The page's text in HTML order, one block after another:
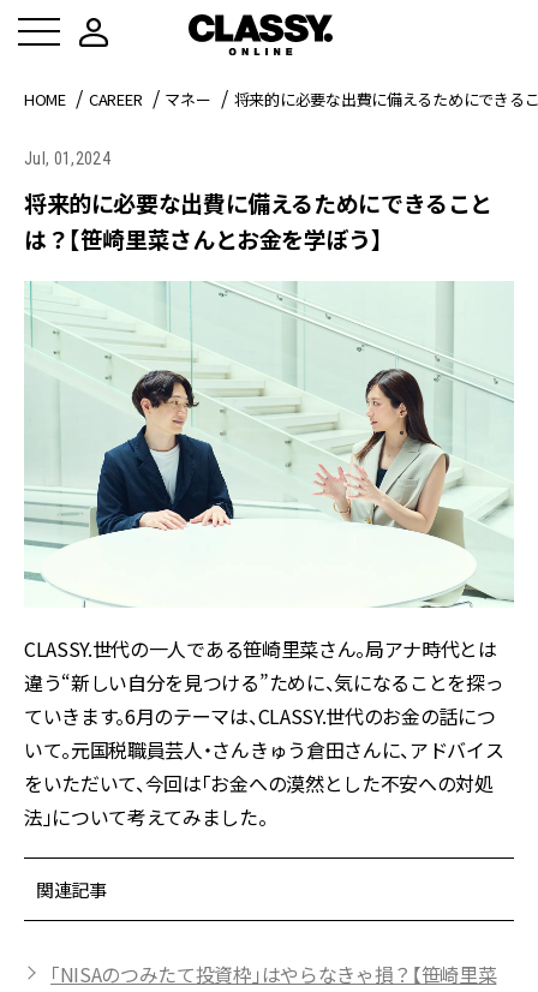
HOME CAREER マネー 将来的に必要な出費に備えるためにできる
Jul, 01,2024
将来的に必要な出費に備えるためにできること
は？【笹崎里菜さんとお金を学ぼう】
CLASSY.世代の一人である笹崎里菜さん。局アナ時代とは
違う“新しい自分を見つける”ために、気になることを探っ
ていきます。6月のテーマは、CLASSY.世代のお金の話につ
いて。元国税職員芸人・さんきゅう倉田さんに、アドバイス
をいただいて、今回は「お金への漠然とした不安への対処
法」について考えてみました。
関連記事
「NISAのつみたて投資枠」はやらなきゃ損？【笹崎里菜